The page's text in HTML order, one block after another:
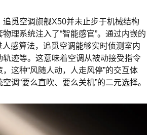
追觅空调旗舰X50并未止步于机械结构
理系统注入了“智能感官”。通过内嵌的
感算法，追觅空调能够实时侦测室内
轨迹等。这意味着空调从被动接受指令
这种“风随人动，人走风停”的交互体
调“要么直吹、要么关机”的二元选择。